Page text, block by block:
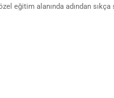
eğitim alanında adından